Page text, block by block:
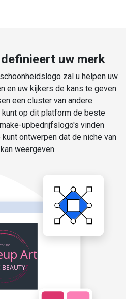
uw merk
zal u helpen uw
en uw kijkers de kans te geven
een cluster van andere
kunt op dit platform de beste
upbedrijfslogo's vinden
ontwerpen dat de niche van
weergeven.